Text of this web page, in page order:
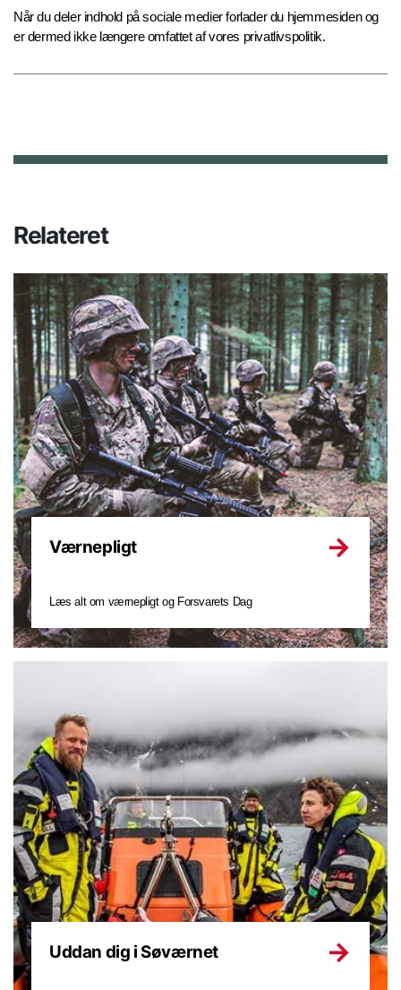
Når du deler indhold på sociale medier forlader du hjemmesiden og
er dermed ikke længere omfattet af vores privatlivspolitik.
Relateret
Værnepligt
Læs alt om værnepligt og Forsvarets Dag
Uddan dig i Søværnet